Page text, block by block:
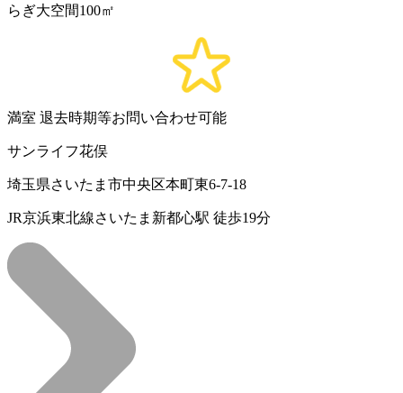
らぎ大空間100㎡
満室 退去時期等お問い合わせ可能
サンライフ花俣
埼玉県さいたま市中央区本町東6-7-18
JR京浜東北線さいたま新都心駅 徒歩19分